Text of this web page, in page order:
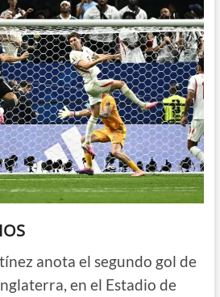
anota el segundo gol de
en el Estadio de